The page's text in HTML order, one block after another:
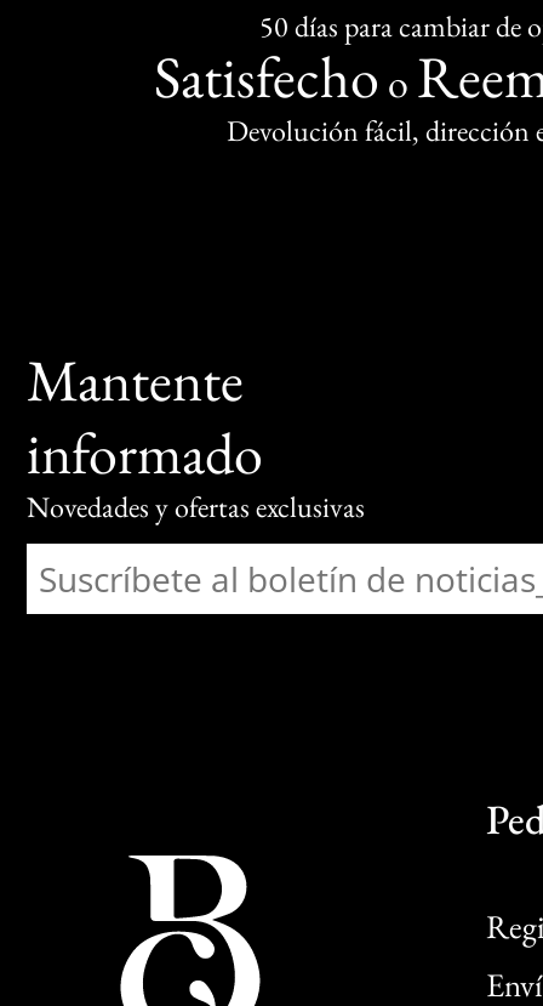
50 días para cambiar de
Satisfecho o
Devolución fácil, dirección
Mantente
informado
Novedades y ofertas exclusivas